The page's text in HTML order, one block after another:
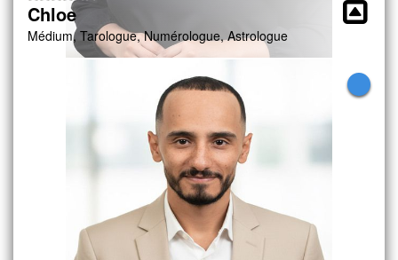
Chloe
Médium, Tarologue, Numérologue, Astrologue